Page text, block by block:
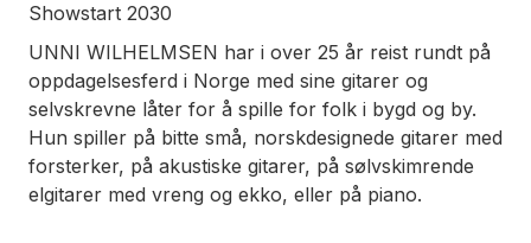
Showstart 2030
UNNI WILHELMSEN har i over 25 år reist rundt på
oppdagelsesferd i Norge med sine gitarer og
selvskrevne låter for å spille for folk i bygd og by.
Hun spiller på bitte små, norskdesignede gitarer med
forsterker, på akustiske gitarer, på sølvskimrende
elgitarer med vreng og ekko, eller på piano.